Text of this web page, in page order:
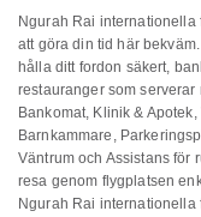
Ngurah Rai internationella
att göra din tid här
hålla ditt fordon säkert,
restauranger som
Bankomat, Klinik &
Barnkammare,
Väntrum och Assistans för
resa genom flygplatsen
Ngurah Rai